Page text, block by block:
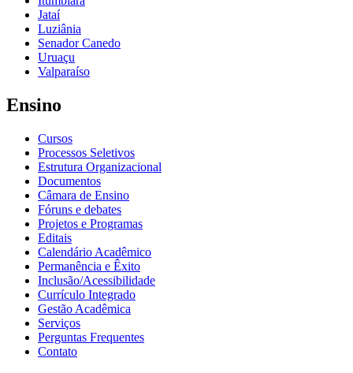
Jataí
Luziânia
Senador Canedo
Uruaçu
Valparaíso
Ensino
Cursos
Processos Seletivos
Estrutura Organizacional
Documentos
Câmara de Ensino
Fóruns e debates
Projetos e Programas
Editais
Calendário Acadêmico
Permanência e Êxito
Inclusão/Acessibilidade
Currículo Integrado
Gestão Acadêmica
Serviços
Perguntas Frequentes
Contato